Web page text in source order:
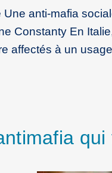
anti-mafia
Constanty En
affectés à un